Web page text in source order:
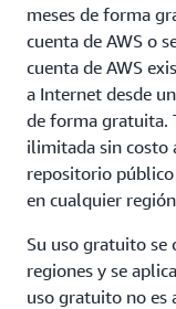
meses de forma
cuenta de AWS o
cuenta de AWS
a Internet desde
de forma gratuita.
ilimitada sin costo
repositorio
en cualquier
Su uso gratuito se
regiones y se
uso gratuito no es